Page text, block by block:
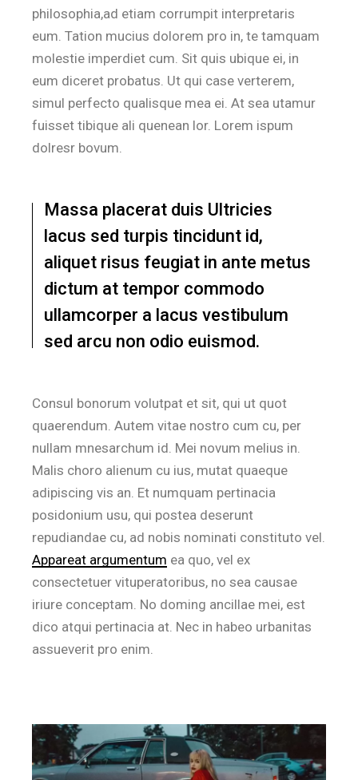
philosophia,ad etiam corrumpit interpretaris
eum. Tation mucius dolorem pro in, te tamquam
molestie imperdiet cum. Sit quis ubique ei, in
eum diceret probatus. Ut qui case verterem,
simul perfecto qualisque mea ei. At sea utamur
fuisset tibique ali quenean lor. Lorem ispum
dolresr bovum.
Massa placerat duis Ultricies
lacus sed turpis tincidunt id,
aliquet risus feugiat in ante metus
dictum at tempor commodo
ullamcorper a lacus vestibulum
sed arcu non odio euismod.
Consul bonorum volutpat et sit, qui ut quot
quaerendum. Autem vitae nostro cum cu, per
nullam mnesarchum id. Mei novum melius in.
Malis choro alienum cu ius, mutat quaeque
adipiscing vis an. Et numquam pertinacia
posidonium usu, qui postea deserunt
repudiandae cu, ad nobis nominati constituto vel.
Appareat argumentum ea quo, vel ex
consectetuer vituperatoribus, no sea causae
iriure conceptam. No doming ancillae mei, est
dico atqui pertinacia at. Nec in habeo urbanitas
assueverit pro enim.